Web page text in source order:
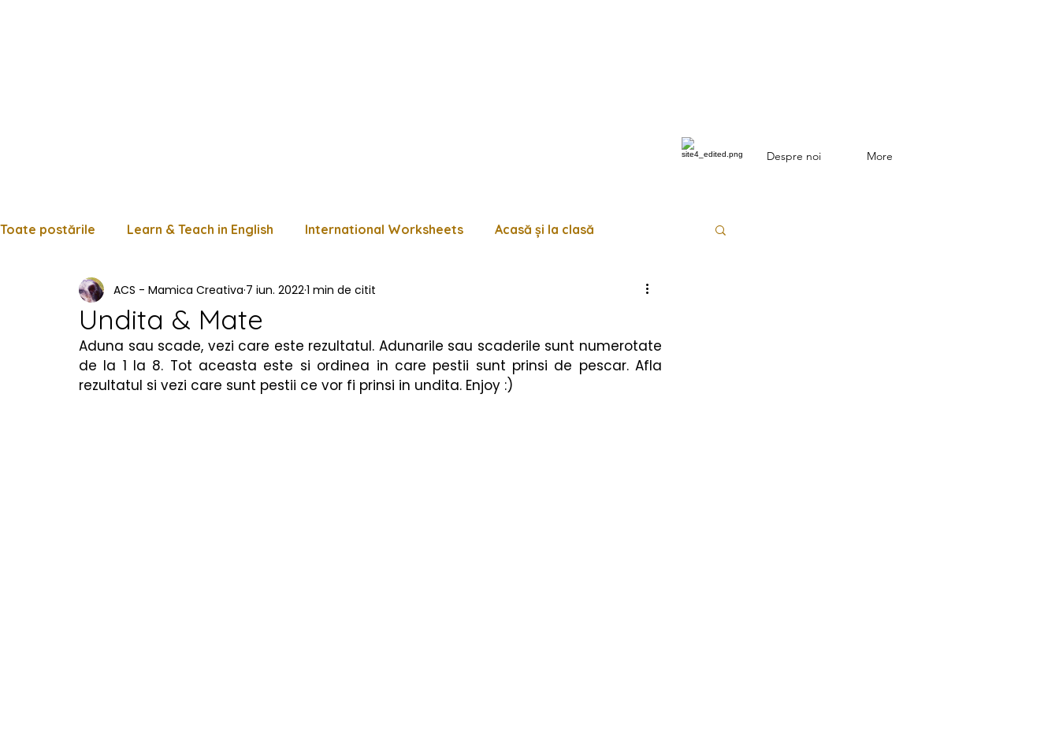
Despre noi More
Toate postările Learn & Teach in English International Worksheets Acasă și la clasă
Limba română Matematică Istorie Fișe de lucru diverse Trasează
Cărți copii Poezii & povești Termeni utilizare Fizica Muzică Clasică
Undita & Mate
ACS - Mamica Creativa 7 iun. 20221 min de citit
Aduna sau scade, vezi care este rezultatul. Adunarile sau scaderile sunt numerotate
de la 1 la 8. Tot aceasta este si ordinea in care pestii sunt prinsi de pescar. Afla
rezultatul si vezi care sunt pestii ce vor fi prinsi in undita. Enjoy :)